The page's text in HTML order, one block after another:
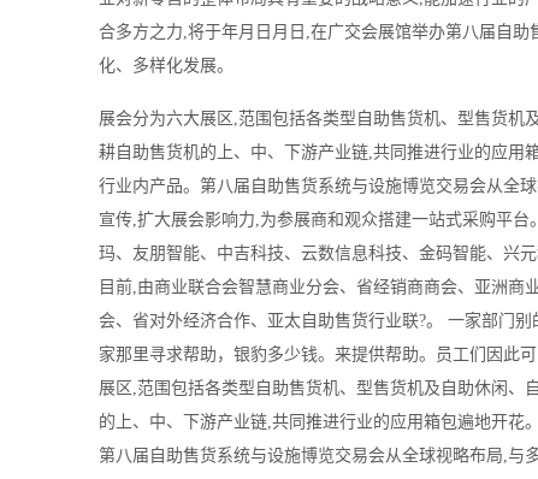
合多方之力,将于年月日月日,在广交会展馆举办第八届自
化、多样化发展。
展会分为六大展区,范围包括各类型自助售货机、型售货
耕自助售货机的上、中、下游产业链,共同推进行业的应用
行业内产品。第八届自助售货系统与设施博览交易会从全
宣传,扩大展会影响力,为参展商和观众搭建一站式采购平
玛、友朋智能、中吉科技、云数信息科技、金码智能、兴
目前,由商业联合会智慧商业分会、省经销商商会、亚洲
会、省对外经济合作、亚太自助售货行业联?。 一家部门
家那里寻求帮助，银豹多少钱。来提供帮助。员工们因此
展区,范围包括各类型自助售货机、型售货机及自助休闲
的上、中、下游产业链,共同推进行业的应用箱包遍地开花
第八届自助售货系统与设施博览交易会从全球视略布局,